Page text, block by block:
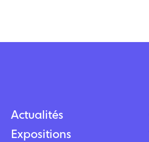
Actualités
Expositions